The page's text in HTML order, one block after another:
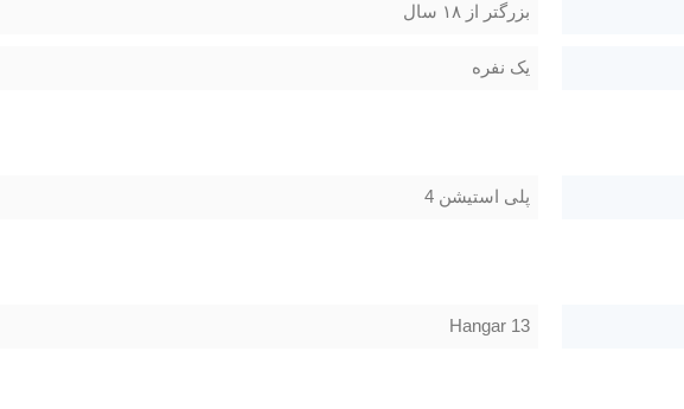
بزرگتر از ۱۸ سال
یک نفره
پلی استیشن 4
Hangar 13